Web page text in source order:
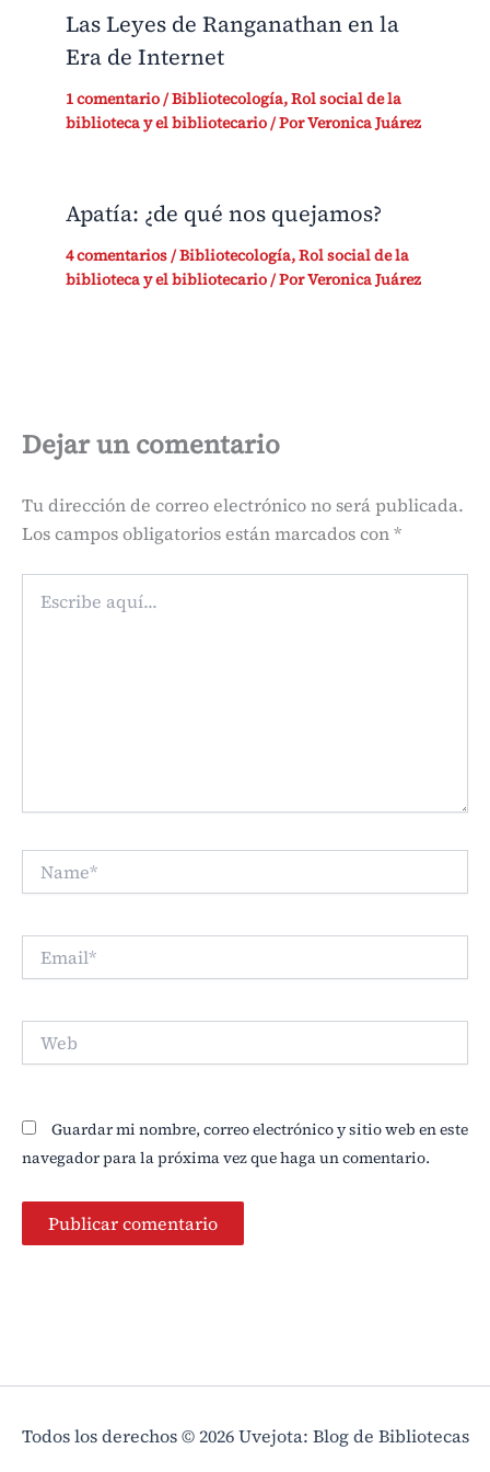
Las Leyes de Ranganathan en la
Era de Internet
1 comentario/Bibliotecología,Rol social de la
biblioteca y el bibliotecario/ PorVeronica Juárez
Apatía: ¿de qué nos quejamos?
4 comentarios/Bibliotecología,Rol social de la
biblioteca y el bibliotecario/ PorVeronica Juárez
Dejar un comentario
Tu dirección de correo electrónico no será publicada.
Los campos obligatorios están marcados con*
aquí...
Guardar mi nombre, correo electrónico y sitio web en este
navegador para la próxima vez que haga un comentario.
Todos los derechos © 2026 Uvejota: Blog de Bibliotecas